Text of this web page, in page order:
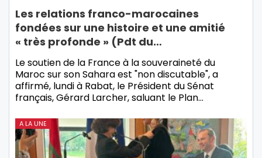
Les relations franco-marocaines
fondées sur une histoire et une amitié
« très profonde » (Pdt du…
Le soutien de la France à la souveraineté du
Maroc sur son Sahara est "non discutable", a
affirmé, lundi à Rabat, le Président du Sénat
français, Gérard Larcher, saluant le Plan…
A LA UNE